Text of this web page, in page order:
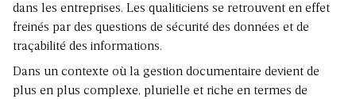
dans les entreprises. Les qualiticiens se retrouvent en effet
freinés par des questions de sécurité des données et de
traçabilité des informations.
Dans un contexte où la gestion documentaire devient de
plus en plus complexe, plurielle et riche en termes de